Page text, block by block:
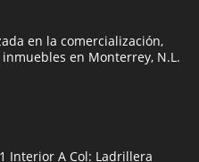
en la comercialización,
en Monterrey, N.L.
Interior A Col: Ladrillera